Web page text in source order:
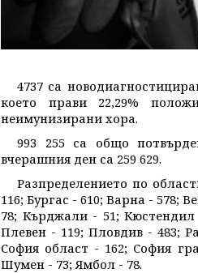
4737 са
което прави 22,29%
неимунизирани хора.
993 255 са общо
вчерашния ден са 259 629.
Разпределението по
116; Бургас - 610; Варна - 578;
78; Кърджали - 51;
Плевен - 119; Пловдив - 483;
София област - 162; София
Шумен - 73; Ямбол - 78.